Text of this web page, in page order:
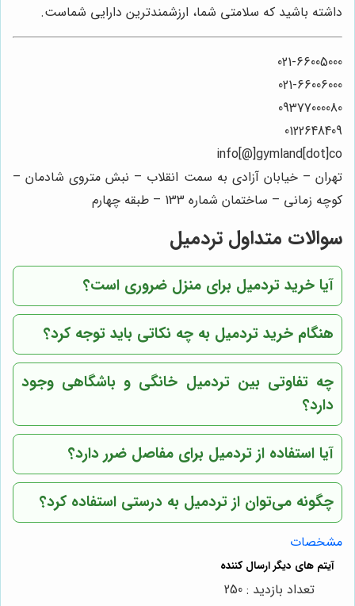
داشته باشید که سلامتی شما، ارزشمندترین دارایی شماست.
021-66005000
021-66006000
09377000080
0122648409
info[@]gymland[dot]co
تهران – خیابان آزادی به سمت انقلاب – نبش متروی شادمان –
کوچه زمانی – ساختمان شماره 133 – طبقه چهارم
سوالات متداول تردمیل
آیا خرید تردمیل برای منزل ضروری است؟
هنگام خرید تردمیل به چه نکاتی باید توجه کرد؟
چه تفاوتی بین تردمیل خانگی و باشگاهی وجود
دارد؟
آیا استفاده از تردمیل برای مفاصل ضرر دارد؟
چگونه می‌توان از تردمیل به درستی استفاده کرد؟
مشخصات
تعداد بازدید : 250